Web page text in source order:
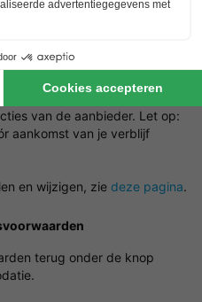
door de aanbieder zelf.
je een bevestiging en
van de aanbieder. Let op:
aankomst van je verblijf
en wijzigen, zie deze pagina.
terug onder de knop